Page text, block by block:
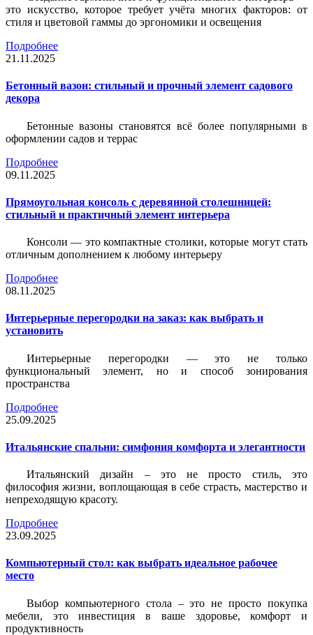
это искусство, которое требует учёта многих факторов: от
стиля и цветовой гаммы до эргономики и освещения
Подробнее
21.11.2025
Бетонный вазон: стильный и прочный элемент садового
декора
Бетонные вазоны становятся всё более популярными в
оформлении садов и террас
Подробнее
09.11.2025
Прямоугольная консоль с деревянной столешницей:
стильный и практичный элемент интерьера
Консоли — это компактные столики, которые могут стать
отличным дополнением к любому интерьеру
Подробнее
08.11.2025
Интерьерные перегородки на заказ: как выбрать и
установить
Интерьерные перегородки — это не только
функциональный элемент, но и способ зонирования
пространства
Подробнее
25.09.2025
Итальянские спальни: симфония комфорта и элегантности
Итальянский дизайн – это не просто стиль, это
философия жизни, воплощающая в себе страсть, мастерство и
непреходящую красоту.
Подробнее
23.09.2025
Компьютерный стол: как выбрать идеальное рабочее
место
Выбор компьютерного стола – это не просто покупка
мебели, это инвестиция в ваше здоровье, комфорт и
продуктивность